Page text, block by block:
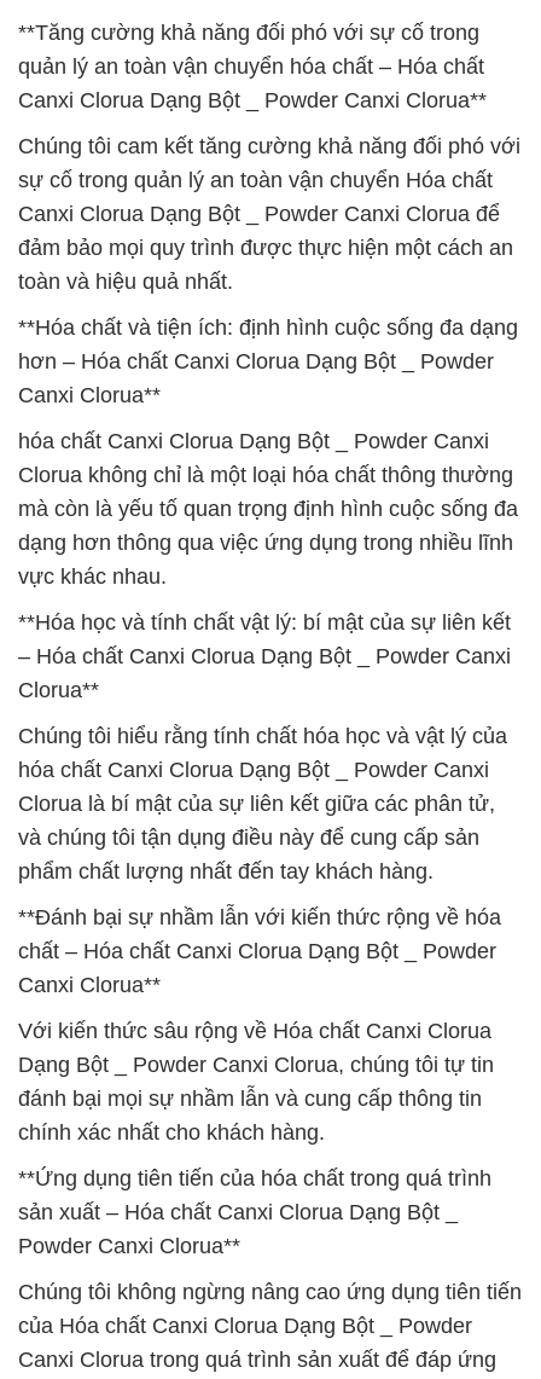
**Tăng cường khả năng đối phó với sự cố trong
quản lý an toàn vận chuyển hóa chất – Hóa chất
Canxi Clorua Dạng Bột _ Powder Canxi Clorua**
Chúng tôi cam kết tăng cường khả năng đối phó với
sự cố trong quản lý an toàn vận chuyển Hóa chất
Canxi Clorua Dạng Bột _ Powder Canxi Clorua để
đảm bảo mọi quy trình được thực hiện một cách an
toàn và hiệu quả nhất.
**Hóa chất và tiện ích: định hình cuộc sống đa dạng
hơn – Hóa chất Canxi Clorua Dạng Bột _ Powder
Canxi Clorua**
hóa chất Canxi Clorua Dạng Bột _ Powder Canxi
Clorua không chỉ là một loại hóa chất thông thường
mà còn là yếu tố quan trọng định hình cuộc sống đa
dạng hơn thông qua việc ứng dụng trong nhiều lĩnh
vực khác nhau.
**Hóa học và tính chất vật lý: bí mật của sự liên kết
– Hóa chất Canxi Clorua Dạng Bột _ Powder Canxi
Clorua**
Chúng tôi hiểu rằng tính chất hóa học và vật lý của
hóa chất Canxi Clorua Dạng Bột _ Powder Canxi
Clorua là bí mật của sự liên kết giữa các phân tử,
và chúng tôi tận dụng điều này để cung cấp sản
phẩm chất lượng nhất đến tay khách hàng.
**Đánh bại sự nhầm lẫn với kiến thức rộng về hóa
chất – Hóa chất Canxi Clorua Dạng Bột _ Powder
Canxi Clorua**
Với kiến thức sâu rộng về Hóa chất Canxi Clorua
Dạng Bột _ Powder Canxi Clorua, chúng tôi tự tin
đánh bại mọi sự nhầm lẫn và cung cấp thông tin
chính xác nhất cho khách hàng.
**Ứng dụng tiên tiến của hóa chất trong quá trình
sản xuất – Hóa chất Canxi Clorua Dạng Bột _
Powder Canxi Clorua**
Chúng tôi không ngừng nâng cao ứng dụng tiên tiến
của Hóa chất Canxi Clorua Dạng Bột _ Powder
Canxi Clorua trong quá trình sản xuất để đáp ứng